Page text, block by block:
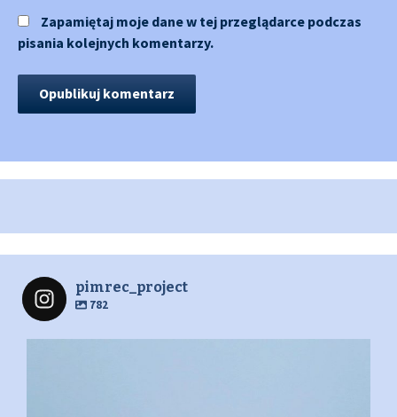
Zapamiętaj moje dane w tej przeglądarce podczas
pisania kolejnych komentarzy.
pimrec_project
782